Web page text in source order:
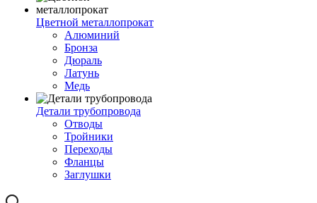
Цветной металлопрокат
Алюминий
Бронза
Дюраль
Латунь
Медь
Детали трубопровода
Отводы
Тройники
Переходы
Фланцы
Заглушки